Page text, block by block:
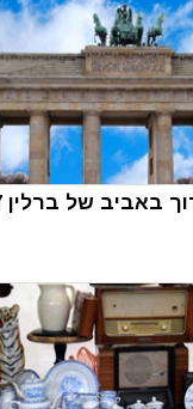
באביב של ברלין 2027